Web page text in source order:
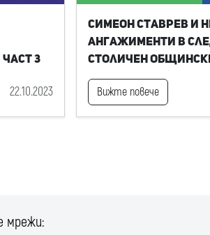
3
22.10.2023
Симеон Ставрев и
ангажименти в
Столичен
Вижте повече
мрежи: